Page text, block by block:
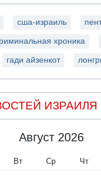
сша-израиль
хроника
гади айзенкот
ИЗРАИЛЯ
Август 2026
Вт Ср Чт